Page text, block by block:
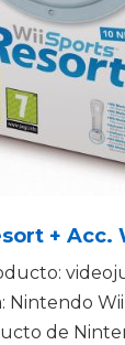
+ Acc.
Nintendo Wii
de